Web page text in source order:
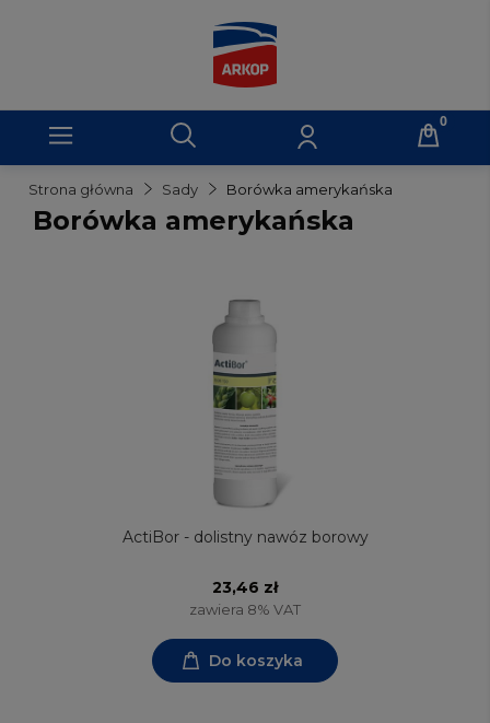
Strona główna Sady Borówka amerykańska
Borówka amerykańska
ActiBor - dolistny nawóz borowy
23,46 zł
zawiera 8% VAT
Do koszyka